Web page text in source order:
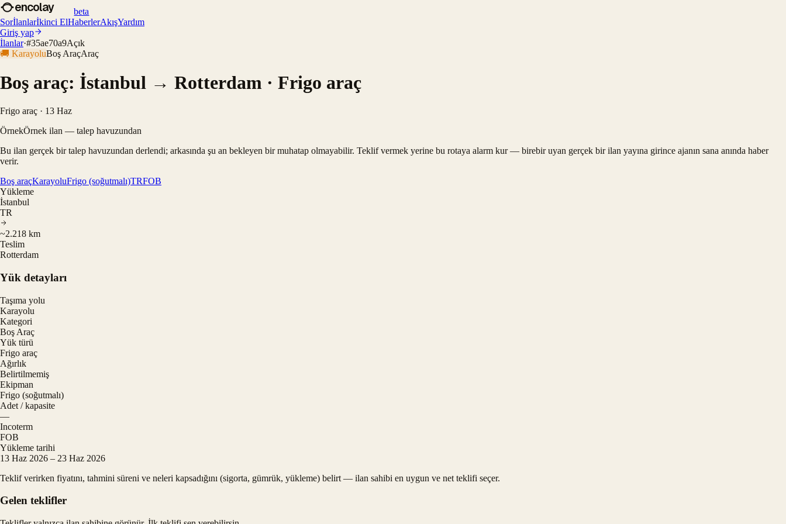
encolay
beta
Sorİlanlarİkinci ElHaberlerAkışYardım
Giriş yap
İlanlar·#35ae70a9Açık
🚚 KarayoluBoş AraçAraç
Boş araç: İstanbul → Rotterdam · Frigo araç
Frigo araç · 13 Haz
ÖrnekÖrnek ilan — talep havuzundan
Bu ilan gerçek bir talep havuzundan derlendi; arkasında şu an bekleyen bir muhatap olmayabilir. Teklif vermek yerine bu rotaya alarm kur — birebir uyan gerçek bir ilan yayına girince ajanın sana anında haber
verir.
Boş araçKarayoluFrigo (soğutmalı)TRFOB
Yükleme
İstanbul
TR
~2.218 km
Teslim
Rotterdam
Yük detayları
Taşıma yolu
Karayolu
Kategori
Boş Araç
Yük türü
Frigo araç
Ağırlık
Belirtilmemiş
Ekipman
Frigo (soğutmalı)
Adet / kapasite
—
Incoterm
FOB
Yükleme tarihi
13 Haz 2026 – 23 Haz 2026
Teklif verirken fiyatını, tahmini süreni ve neleri kapsadığını (sigorta, gümrük, yükleme) belirt — ilan sahibi en uygun ve net teklifi seçer.
Gelen teklifler